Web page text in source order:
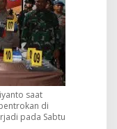
saat
di
pada Sabtu